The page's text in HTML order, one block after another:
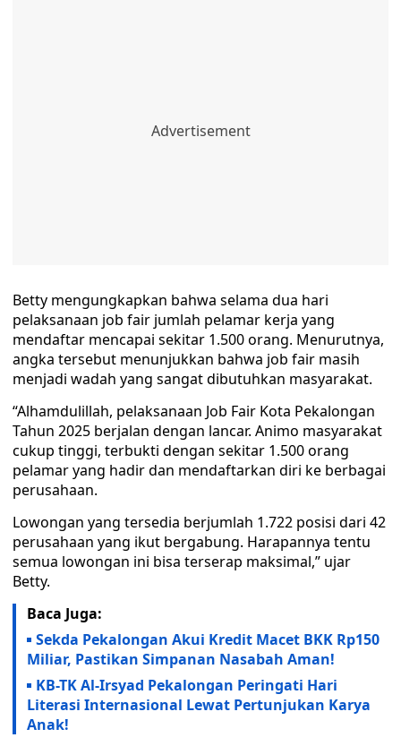
Betty mengungkapkan bahwa selama dua hari
pelaksanaan job fair jumlah pelamar kerja yang
mendaftar mencapai sekitar 1.500 orang. Menurutnya,
angka tersebut menunjukkan bahwa job fair masih
menjadi wadah yang sangat dibutuhkan masyarakat.
“Alhamdulillah, pelaksanaan Job Fair Kota Pekalongan
Tahun 2025 berjalan dengan lancar. Animo masyarakat
cukup tinggi, terbukti dengan sekitar 1.500 orang
pelamar yang hadir dan mendaftarkan diri ke berbagai
perusahaan.
Lowongan yang tersedia berjumlah 1.722 posisi dari 42
perusahaan yang ikut bergabung. Harapannya tentu
semua lowongan ini bisa terserap maksimal,” ujar
Betty.
Baca Juga:
Sekda Pekalongan Akui Kredit Macet BKK Rp150
Miliar, Pastikan Simpanan Nasabah Aman!
KB-TK Al-Irsyad Pekalongan Peringati Hari
Literasi Internasional Lewat Pertunjukan Karya
Anak!